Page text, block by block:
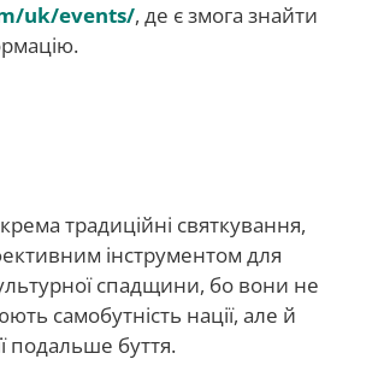
uk/events/, де є змога знайти
традиційні святкування,
інструментом для
спадщини, бо вони не
самобутність нації, але й
подальше буття.